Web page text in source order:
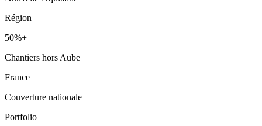
Région
50%+
Chantiers hors Aube
France
Couverture nationale
Portfolio